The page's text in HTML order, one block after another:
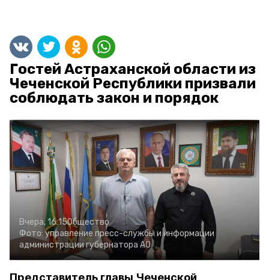
Гостей Астраханской области из
Чеченской Республики призвали
соблюдать закон и порядок
Вчера, 16:15Общество
Фото: управление пресс-службы и информации
администрации губернатора АО
Представитель главы Чеченской